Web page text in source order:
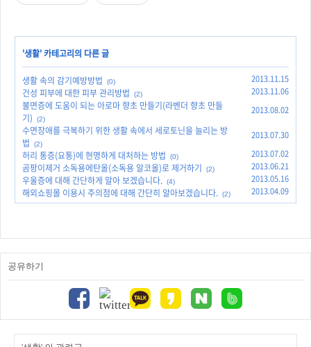
'생활' 카테고리의 다른 글
생활 속의 감기예방방법 (0) 2013.11.15
건성 피부에 대한 피부 관리방법 (2) 2013.11.06
불면증에 도움이 되는 아로마 향초 만들기(라벤더 향초 만들
기)
(2)
2013.08.02
수면장애를 극복하기 위한 생활 속에서 세로토닌을 늘리는 방
법
(2)
2013.07.30
허리 통증(요통)에 현명하게 대처하는 방법 (0) 2013.07.02
곰팡이제거 소독용에탄올(소독용 알코올)로 제거하기 (2) 2013.06.21
우울증에 대해 간단하게 알아 보겠습니다. (4) 2013.05.16
해외쇼핑몰 이용시 주의점에 대해 간단히 알아보겠습니다. (2) 2013.04.09
공유하기